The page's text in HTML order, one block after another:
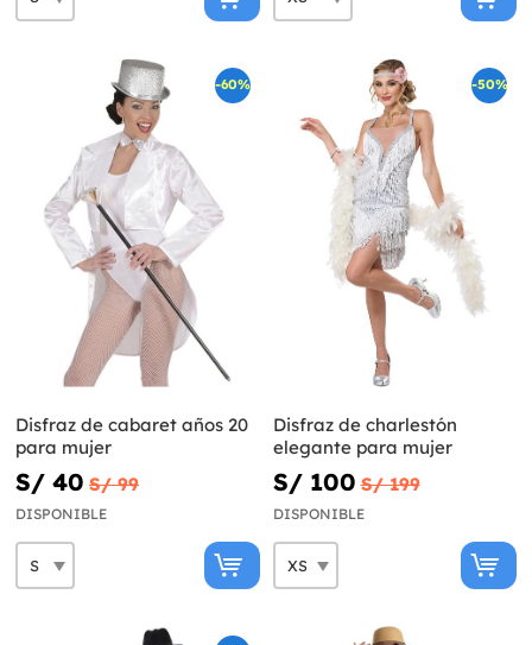
-60%
Disfraz de cabaret años 20
para mujer
S/ 40 S/ 99
DISPONIBLE
-50%
Disfraz de charlestón
elegante para mujer
S/ 100 S/ 199
DISPONIBLE